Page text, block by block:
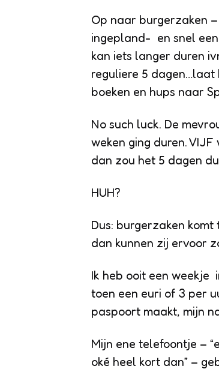
Op naar burgerzaken
ingepland- en snel
kan iets langer duren
reguliere 5 dagen…laat
boeken en hups naar
No such luck. De
weken ging duren.
dan zou het 5 dagen
HUH?
Dus: burgerzaken
dan kunnen zij ervoor
Ik heb ooit een weekje
toen een euri of 3 per
paspoort maakt, mijn
Mijn ene telefoontje –
oké heel kort dan” –